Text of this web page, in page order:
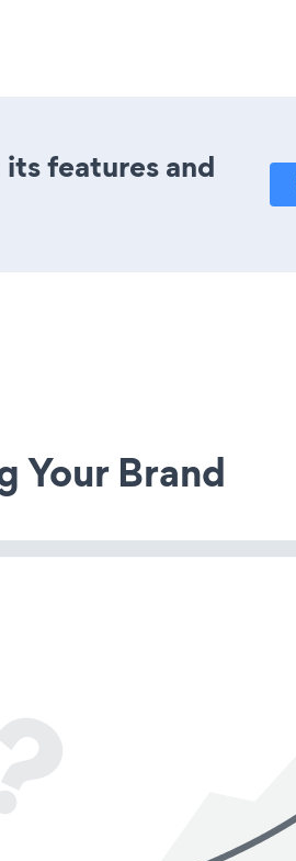
features and
Your Brand